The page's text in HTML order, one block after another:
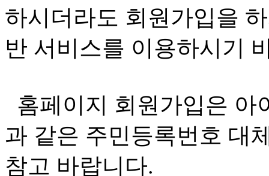
하시더라도 회원가입을
반 서비스를 이용하시기
홈페이지 회원가입은 아
과 같은 주민등록번호 대
참고 바랍니다.